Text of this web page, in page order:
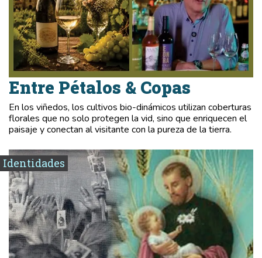
Entre Pétalos & Copas
En los viñedos, los cultivos bio-dinámicos utilizan coberturas
florales que no solo protegen la vid, sino que enriquecen el
paisaje y conectan al visitante con la pureza de la tierra.
Identidades